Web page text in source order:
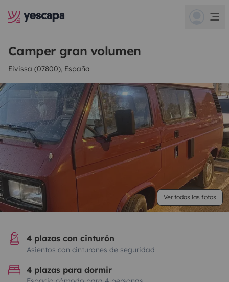
Camper gran volumen
Eivissa (07800), España
Ver todas las fotos
4 plazas con cinturón
Asientos con cinturones de seguridad
4 plazas para dormir